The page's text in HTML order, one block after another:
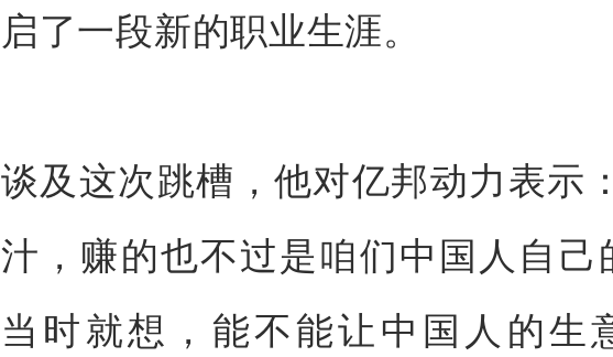
启了一段新的职业生涯。
谈及这次跳槽，他对亿邦动力表示
汁，赚的也不过是咱们中国人自己
当时就想，能不能让中国人的生